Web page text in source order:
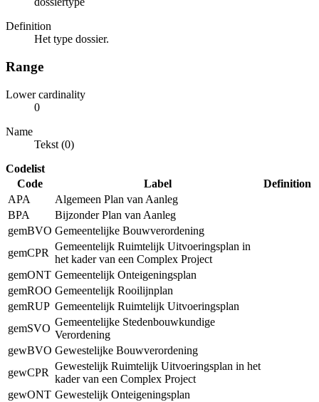
Definition
Het type dossier.
Range
Lower cardinality
0
Name
Tekst (0)
Codelist
Code
Label
Definition
APA
Algemeen Plan van Aanleg
BPA
Bijzonder Plan van Aanleg
gemBVO Gemeentelijke Bouwverordening
gemCPR
Gemeentelijk Ruimtelijk Uitvoeringsplan in
het kader van een Complex Project
gemONT Gemeentelijk Onteigeningsplan
gemROO Gemeentelijk Rooilijnplan
gemRUP Gemeentelijk Ruimtelijk Uitvoeringsplan
gemSVO
Gemeentelijke Stedenbouwkundige
Verordening
gewBVO Gewestelijke Bouwverordening
gewCPR
Gewestelijk Ruimtelijk Uitvoeringsplan in het
kader van een Complex Project
gewONT Gewestelijk Onteigeningsplan